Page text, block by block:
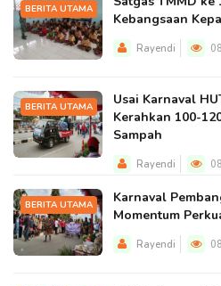
BERITA UTAMA
Kebangsaan
Rayendi
BERITA UTAMA
Usai Karnaval
Kerahkan 100-
Sampah
Rayendi
BERITA UTAMA
Karnaval
Momentum
Rayendi